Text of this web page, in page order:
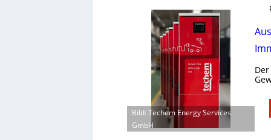
Bild: Techem Energy Services
GmbH